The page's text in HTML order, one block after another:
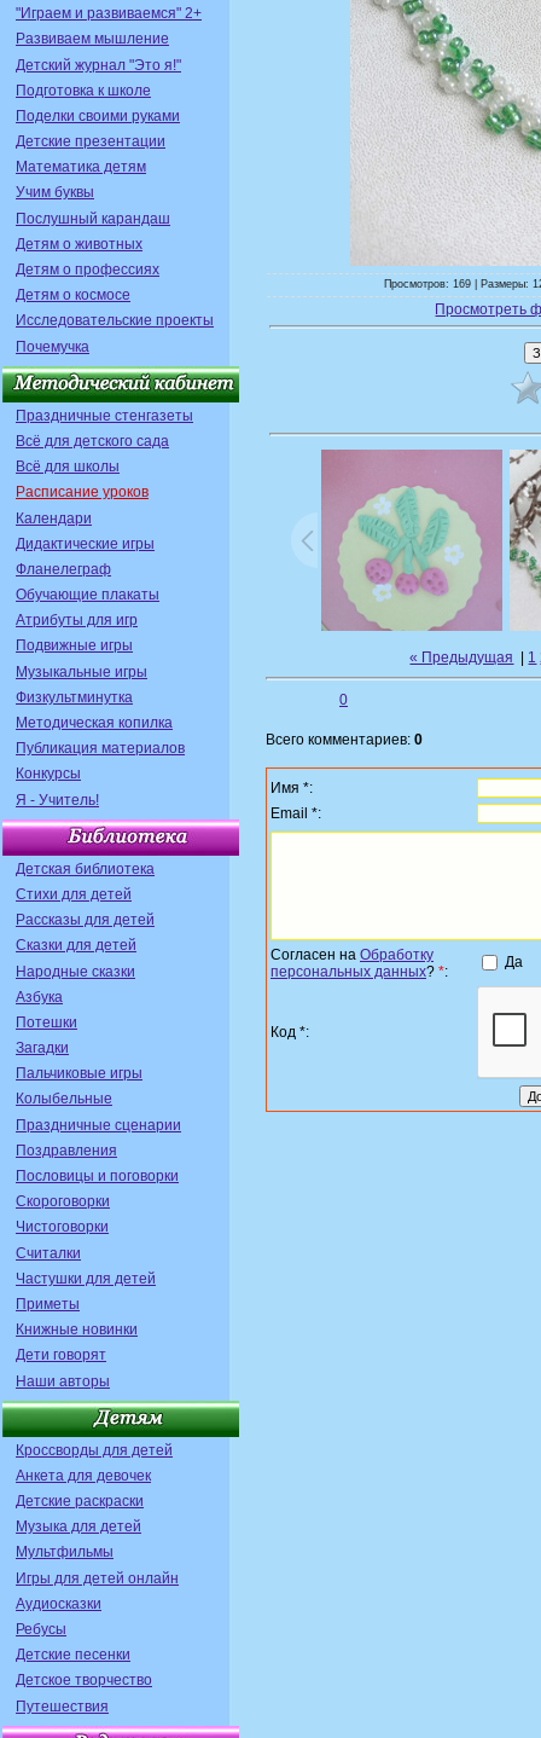
"Играем и развиваемся" 2+
Развиваем мышление
Детский журнал "Это я!"
Подготовка к школе
Поделки своими руками
Детские презентации
Математика детям
Учим буквы
Послушный карандаш
Детям о животных
Детям о профессиях
Детям о космосе
Исследовательские проекты
Почемучка
Праздничные стенгазеты
Всё для детского сада
Всё для школы
Расписание уроков
Календари
Дидактические игры
Фланелеграф
Обучающие плакаты
Атрибуты для игр
Подвижные игры
Музыкальные игры
Физкультминутка
Методическая копилка
Публикация материалов
Конкурсы
Я - Учитель!
Детская библиотека
Стихи для детей
Рассказы для детей
Сказки для детей
Народные сказки
Азбука
Потешки
Загадки
Пальчиковые игры
Колыбельные
Праздничные сценарии
Поздравления
Пословицы и поговорки
Скороговорки
Чистоговорки
Считалки
Частушки для детей
Приметы
Книжные новинки
Дети говорят
Наши авторы
Кроссворды для детей
Анкета для девочек
Детские раскраски
Музыка для детей
Мультфильмы
Игры для детей онлайн
Аудиосказки
Ребусы
Детские песенки
Детское творчество
Путешествия
Просмотров: 169 | Размеры:
Просмотреть
« Предыдущая 1
0
Всего комментариев: 0
Имя *:
Email *:
Согласен на Обработку
персональных данных? *:
Да
Код *: